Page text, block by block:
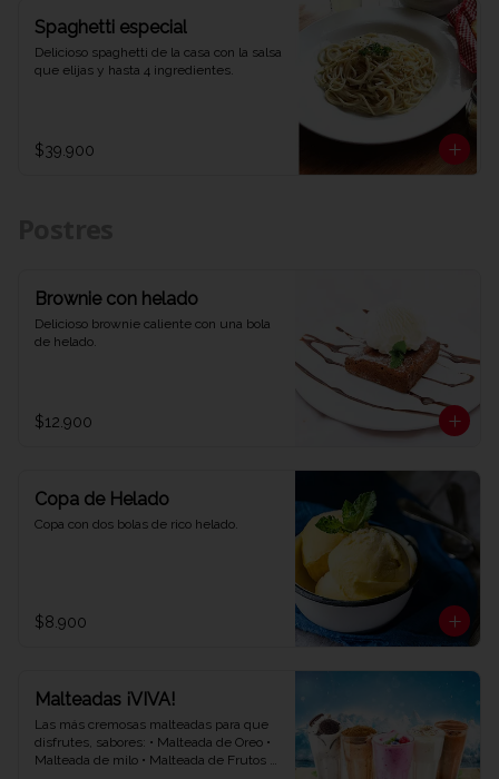
Spaghetti especial
Delicioso spaghetti de la casa con la salsa
que elijas y hasta 4 ingredientes.
$39.900
Brownie con helado
Delicioso brownie caliente con una bola
de helado.
$12.900
Copa de Helado
Copa con dos bolas de rico helado.
$8.900
Malteadas ¡VIVA!
Las más cremosas malteadas para que
disfrutes, sabores: • Malteada de Oreo •
Malteada de milo • Malteada de Frutos